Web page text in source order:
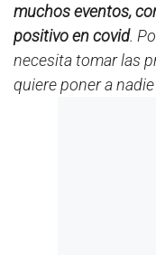
muchos eventos,
positivo en covid.
necesita tomar las
quiere poner a